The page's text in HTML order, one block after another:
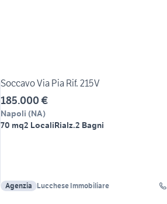
Soccavo Via Pia Rif. 215V
185.000 €
Napoli (NA)
70 mq2 LocaliRialz.2 Bagni
Agenzia Lucchese Immobiliare